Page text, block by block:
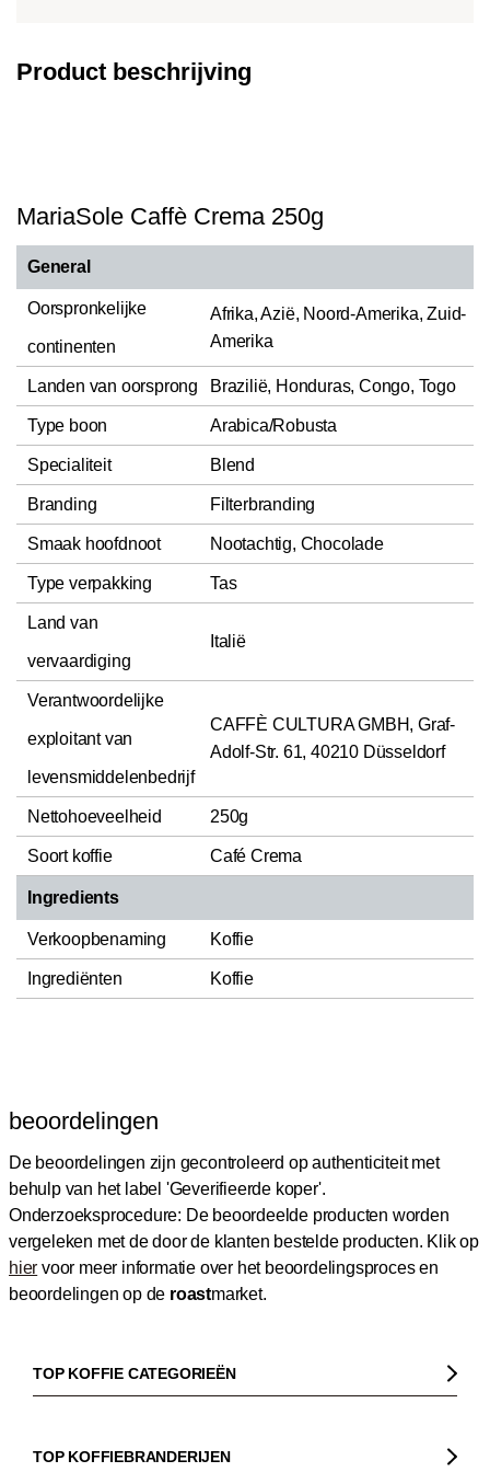
Product beschrijving
MariaSole Caffè Crema 250g
General
Oorspronkelijke
continenten
Afrika, Azië, Noord-Amerika, Zuid-
Amerika
Landen van oorsprong Brazilië, Honduras, Congo, Togo
Type boon Arabica/Robusta
Specialiteit Blend
Branding Filterbranding
Smaak hoofdnoot Nootachtig, Chocolade
Type verpakking Tas
Land van
vervaardiging
Italië
Verantwoordelijke
exploitant van
levensmiddelenbedrijf
CAFFÈ CULTURA GMBH, Graf-
Adolf-Str. 61, 40210 Düsseldorf
Nettohoeveelheid 250g
Soort koffie Café Crema
Ingredients
Verkoopbenaming Koffie
Ingrediënten Koffie
beoordelingen
De beoordelingen zijn gecontroleerd op authenticiteit met
behulp van het label 'Geverifieerde koper'.
Onderzoeksprocedure: De beoordeelde producten worden
vergeleken met de door de klanten bestelde producten. Klik op
hier voor meer informatie over het beoordelingsproces en
beoordelingen op de roastmarket.
TOP KOFFIE CATEGORIEËN
Koffiebonen
TOP KOFFIEBRANDERIJEN